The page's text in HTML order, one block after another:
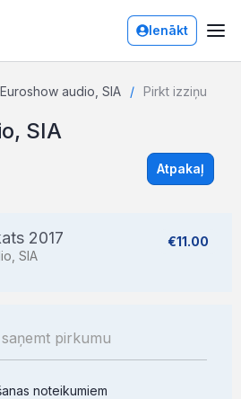
Ienākt
Euroshow audio, SIA Pirkt izziņu
SIA
Atpakaļ
2017
SIA
€11.00
noteikumiem